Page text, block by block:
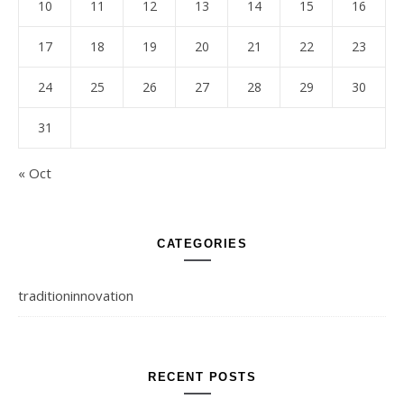
10 11 12 13 14 15 16
17 18 19 20 21 22 23
24 25 26 27 28 29 30
31
« Oct
CATEGORIES
traditioninnovation
RECENT POSTS